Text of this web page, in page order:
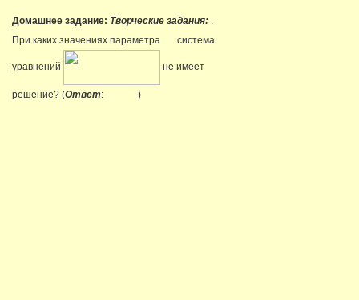
Домашнее задание: Творческие задания: .
При каких значениях параметра
система
уравнений не имеет
решение? (Ответ: )